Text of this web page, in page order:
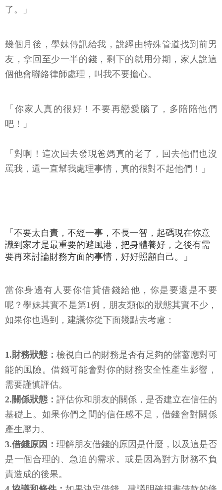
了。」
幾個月後，學妹傳訊給我，說經由特殊管道找到前男
友，拿回至少一半的錢，剩下的就用分期，家人說這
個他會聯絡律師處理，叫我不要擔心。
「你家人真的很好！不要再戀愛腦了，多陪陪他們
吧！」
「對啊！這次回去發現爸媽真的老了，回去他們也沒
罵我，還一直幫我處理事情，真的很對不起他們！」
「不要太自責，不經一事，不長一智，起碼現在你意
識到家才是最重要的避風港，把身體養好，之後有需
要再來討論財務方面的事情，好好照顧自己。」
當你身邊有人要你信貸借錢給他，你是要還是不要
呢？學妹其實不是第1例，朋友類似的狀態其實不少，
如果你也遇到，建議你從下面幾點去考慮：
1.財務狀態： 檢視自己的財務是否有足夠的儲蓄應對可
能的風險。借錢可能會對你的財務安全性產生影響，
需要謹慎評估。
2.關係狀態： 評估你和朋友的關係，是否建立在信任的
基礎上。如果你們之間的信任感不足，借錢會對關係
產生壓力。
3.借錢原因： 理解朋友借錢的原因是什麼，以及這是否
是一個合理的、急迫的需求。或是因為對方財務不負
責造成的後果。